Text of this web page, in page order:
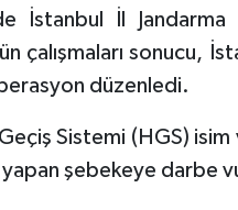
İstanbul İl Jandarma
çalışmaları sonucu,
düzenledi.
Geçiş Sistemi (HGS)
yapan şebekeye darbe